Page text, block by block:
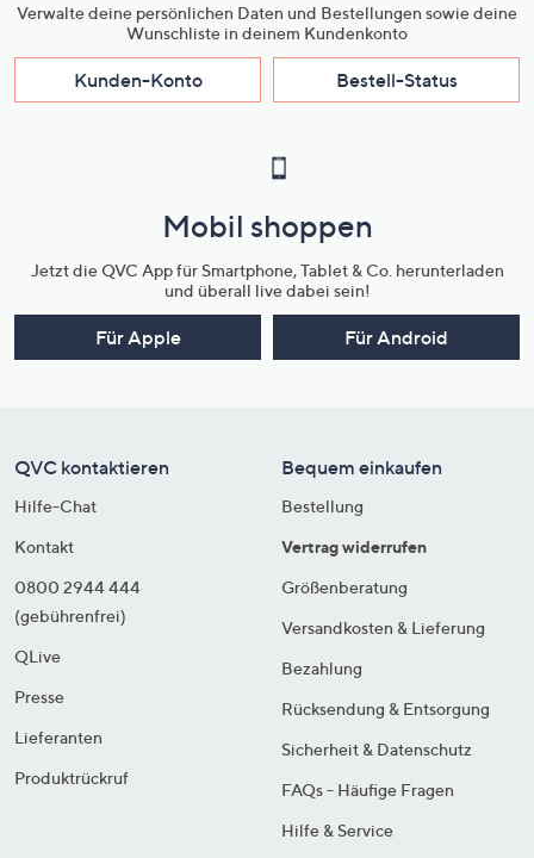
Verwalte deine persönlichen Daten und Bestellungen sowie deine
Wunschliste in deinem Kundenkonto
Kunden-Konto Bestell-Status
Mobil shoppen
Jetzt die QVC App für Smartphone, Tablet & Co. herunterladen
und überall live dabei sein!
Für Apple Für Android
QVC kontaktieren
Hilfe-Chat
Kontakt
0800 2944 444
(gebührenfrei)
QLive
Presse
Lieferanten
Produktrückruf
Bequem einkaufen
Bestellung
Vertrag widerrufen
Größenberatung
Versandkosten & Lieferung
Bezahlung
Rücksendung & Entsorgung
Sicherheit & Datenschutz
FAQs - Häufige Fragen
Hilfe & Service